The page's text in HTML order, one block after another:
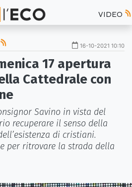
VIDEO
16-10-2021 10:10
17 apertura
Cattedrale con
Savino in vista del
recuperare il senso del­la
di cristiani.
per ritrovare la strada della